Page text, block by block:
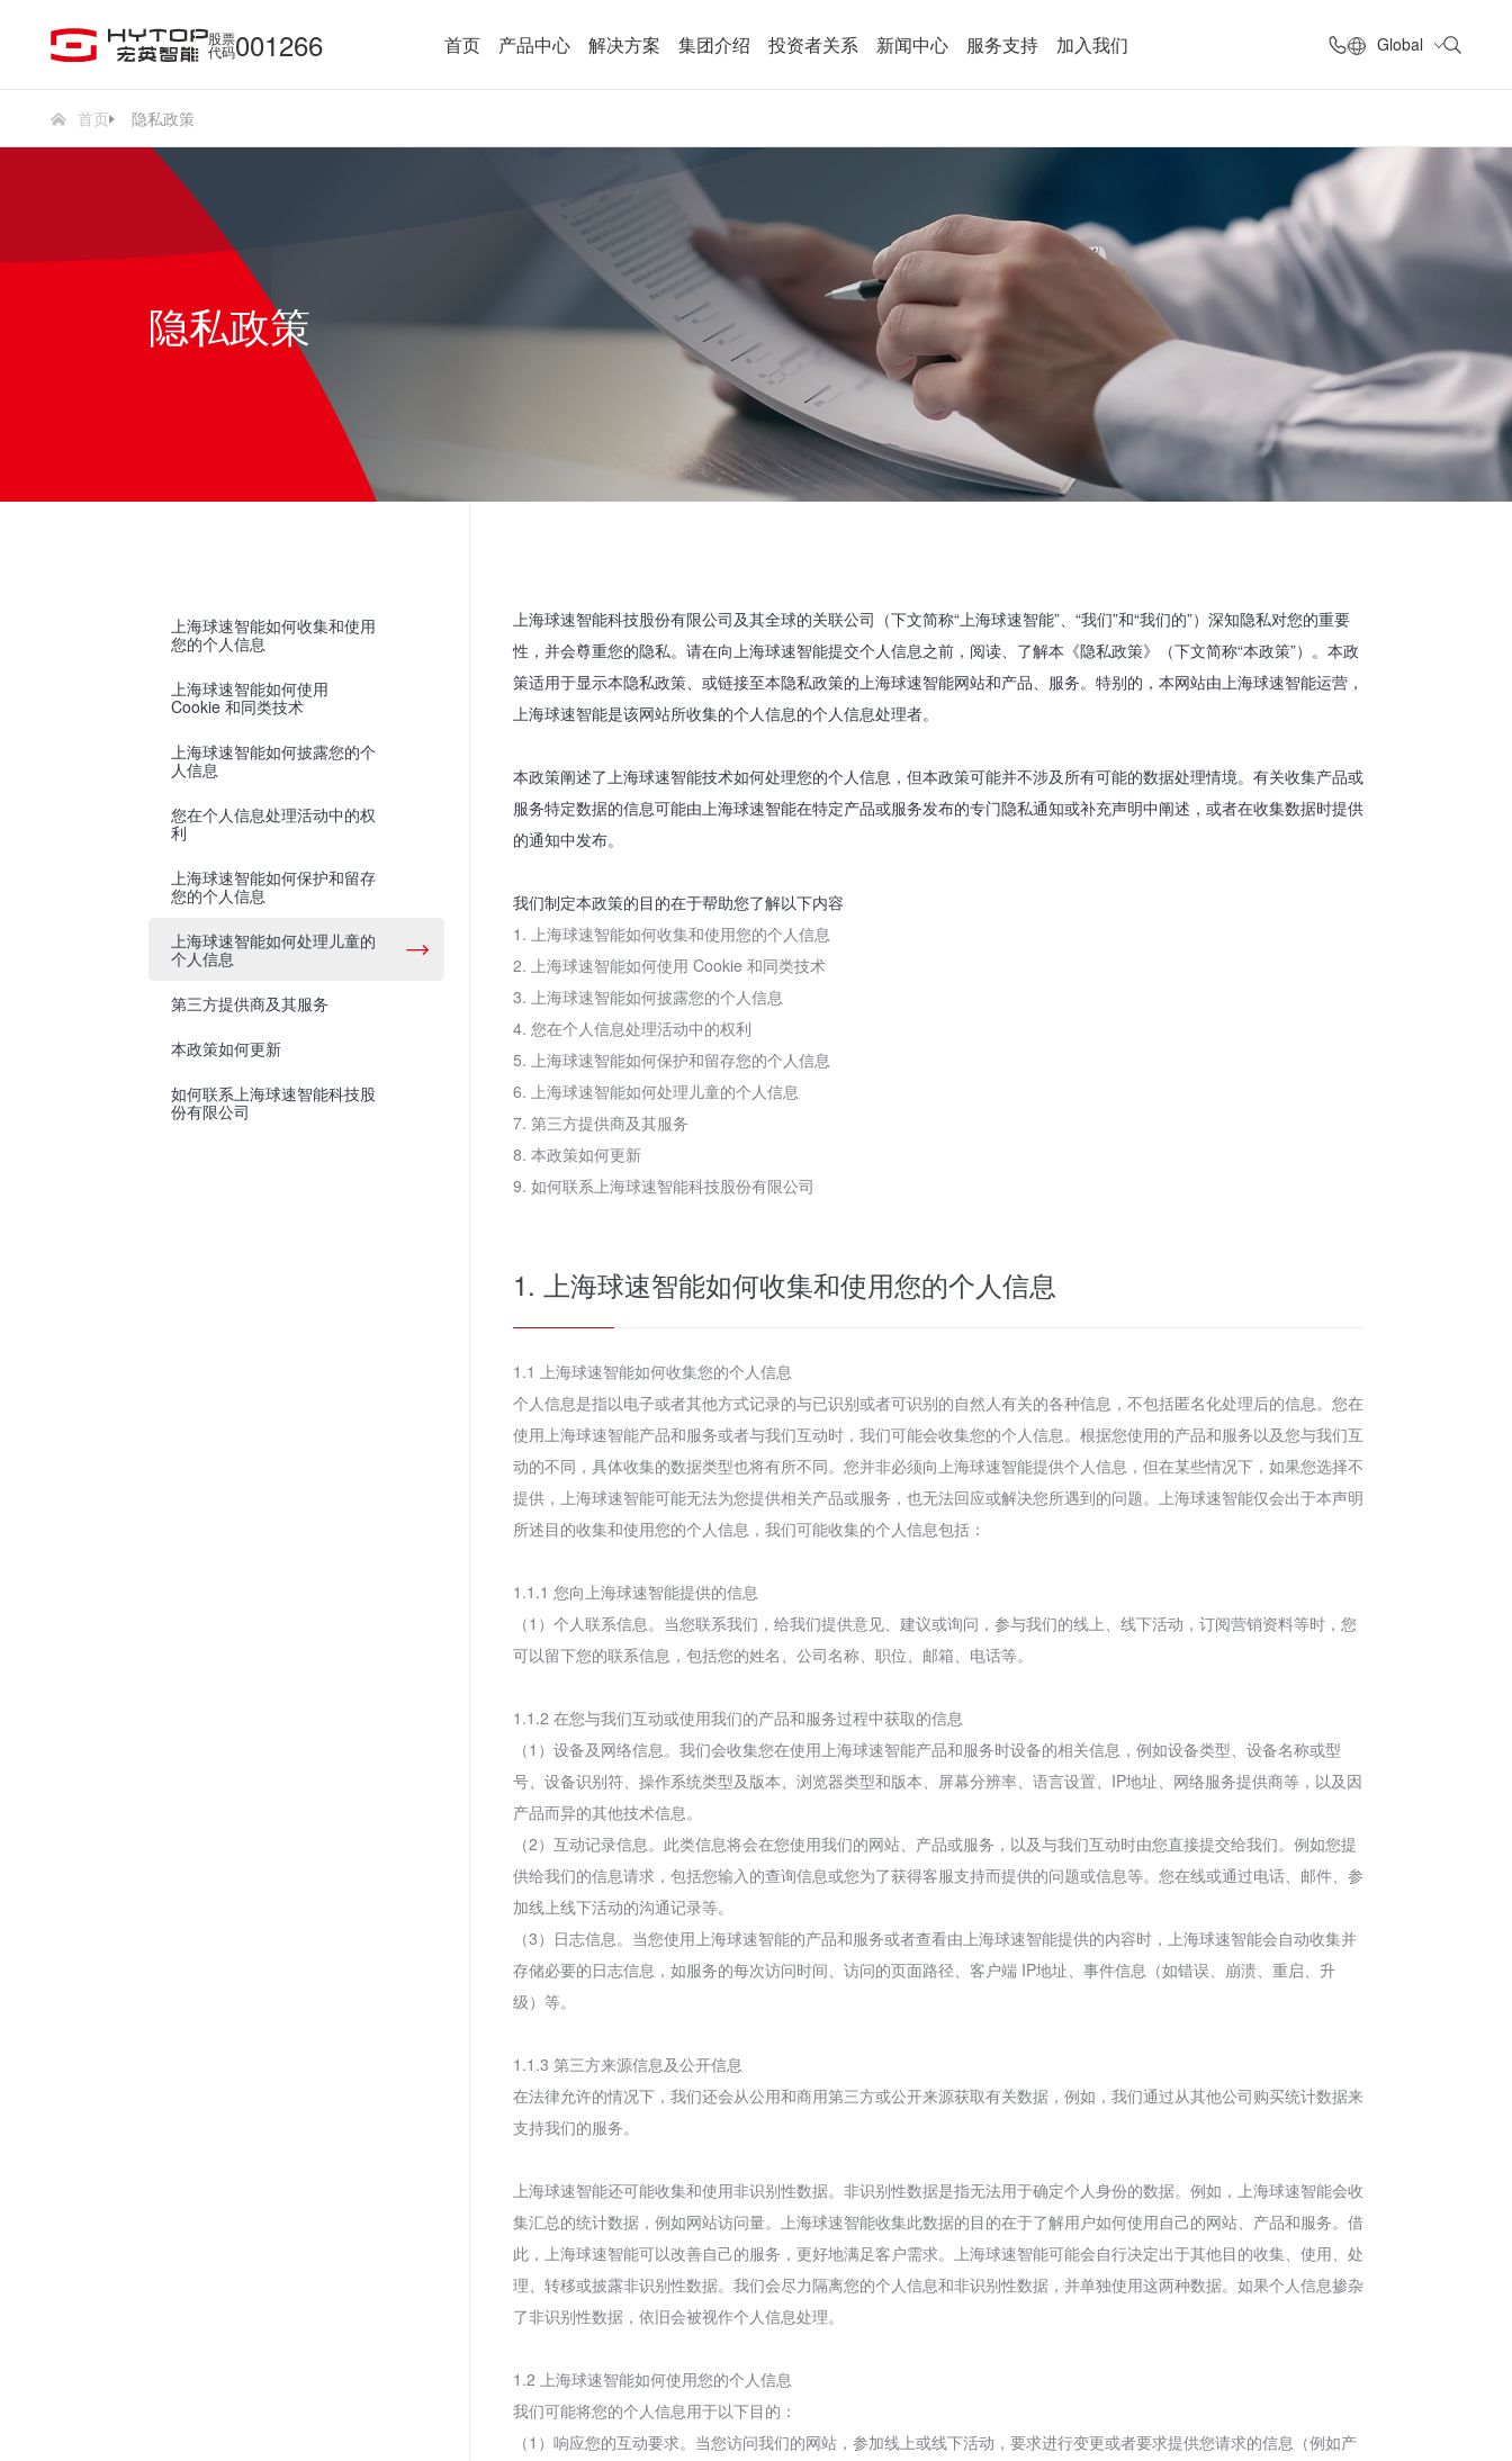
股票
代码001266 首页 产品中心 解决方案 集团介绍 投资者关系 新闻中心 服务支持 加入我们 Global
首页 隐私政策
隐私政策
上海球速智能如何收集和使用
您的个人信息
上海球速智能如何使用
Cookie 和同类技术
上海球速智能如何披露您的个
人信息
您在个人信息处理活动中的权
利
上海球速智能如何保护和留存
您的个人信息
上海球速智能如何处理儿童的
个人信息
第三方提供商及其服务
本政策如何更新
如何联系上海球速智能科技股
份有限公司
上海球速智能科技股份有限公司及其全球的关联公司（下文简称“上海球速智能”、“我们”和“我们的”）深知隐私对您的重要
性，并会尊重您的隐私。请在向上海球速智能提交个人信息之前，阅读、了解本《隐私政策》（下文简称“本政策”）。本政
策适用于显示本隐私政策、或链接至本隐私政策的上海球速智能网站和产品、服务。特别的，本网站由上海球速智能运营，
上海球速智能是该网站所收集的个人信息的个人信息处理者。
本政策阐述了上海球速智能技术如何处理您的个人信息，但本政策可能并不涉及所有可能的数据处理情境。有关收集产品或
服务特定数据的信息可能由上海球速智能在特定产品或服务发布的专门隐私通知或补充声明中阐述，或者在收集数据时提供
的通知中发布。
我们制定本政策的目的在于帮助您了解以下内容
1. 上海球速智能如何收集和使用您的个人信息
2. 上海球速智能如何使用 Cookie 和同类技术
3. 上海球速智能如何披露您的个人信息
4. 您在个人信息处理活动中的权利
5. 上海球速智能如何保护和留存您的个人信息
6. 上海球速智能如何处理儿童的个人信息
7. 第三方提供商及其服务
8. 本政策如何更新
9. 如何联系上海球速智能科技股份有限公司
1. 上海球速智能如何收集和使用您的个人信息
1.1 上海球速智能如何收集您的个人信息
个人信息是指以电子或者其他方式记录的与已识别或者可识别的自然人有关的各种信息，不包括匿名化处理后的信息。您在
使用上海球速智能产品和服务或者与我们互动时，我们可能会收集您的个人信息。根据您使用的产品和服务以及您与我们互
动的不同，具体收集的数据类型也将有所不同。您并非必须向上海球速智能提供个人信息，但在某些情况下，如果您选择不
提供，上海球速智能可能无法为您提供相关产品或服务，也无法回应或解决您所遇到的问题。上海球速智能仅会出于本声明
所述目的收集和使用您的个人信息，我们可能收集的个人信息包括：
1.1.1 您向上海球速智能提供的信息
（1）个人联系信息。当您联系我们，给我们提供意见、建议或询问，参与我们的线上、线下活动，订阅营销资料等时，您
可以留下您的联系信息，包括您的姓名、公司名称、职位、邮箱、电话等。
1.1.2 在您与我们互动或使用我们的产品和服务过程中获取的信息
（1）设备及网络信息。我们会收集您在使用上海球速智能产品和服务时设备的相关信息，例如设备类型、设备名称或型
号、设备识别符、操作系统类型及版本、浏览器类型和版本、屏幕分辨率、语言设置、IP地址、网络服务提供商等，以及因
产品而异的其他技术信息。
（2）互动记录信息。此类信息将会在您使用我们的网站、产品或服务，以及与我们互动时由您直接提交给我们。例如您提
供给我们的信息请求，包括您输入的查询信息或您为了获得客服支持而提供的问题或信息等。您在线或通过电话、邮件、参
加线上线下活动的沟通记录等。
（3）日志信息。当您使用上海球速智能的产品和服务或者查看由上海球速智能提供的内容时，上海球速智能会自动收集并
存储必要的日志信息，如服务的每次访问时间、访问的页面路径、客户端 IP地址、事件信息（如错误、崩溃、重启、升
级）等。
1.1.3 第三方来源信息及公开信息
在法律允许的情况下，我们还会从公用和商用第三方或公开来源获取有关数据，例如，我们通过从其他公司购买统计数据来
支持我们的服务。
上海球速智能还可能收集和使用非识别性数据。非识别性数据是指无法用于确定个人身份的数据。例如，上海球速智能会收
集汇总的统计数据，例如网站访问量。上海球速智能收集此数据的目的在于了解用户如何使用自己的网站、产品和服务。借
此，上海球速智能可以改善自己的服务，更好地满足客户需求。上海球速智能可能会自行决定出于其他目的收集、使用、处
理、转移或披露非识别性数据。我们会尽力隔离您的个人信息和非识别性数据，并单独使用这两种数据。如果个人信息掺杂
了非识别性数据，依旧会被视作个人信息处理。
1.2 上海球速智能如何使用您的个人信息
我们可能将您的个人信息用于以下目的：
（1）响应您的互动要求。当您访问我们的网站，参加线上或线下活动，要求进行变更或者要求提供您请求的信息（例如产